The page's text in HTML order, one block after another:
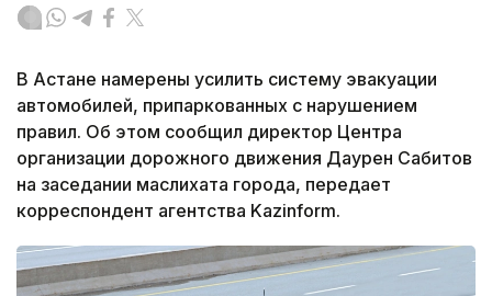
В Астане намерены усилить систему эвакуации
автомобилей, припаркованных с нарушением
правил. Об этом сообщил директор Центра
организации дорожного движения Даурен Сабитов
на заседании маслихата города, передает
корреспондент агентства Kazinform.